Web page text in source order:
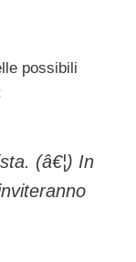
possibili
(â€¦) In